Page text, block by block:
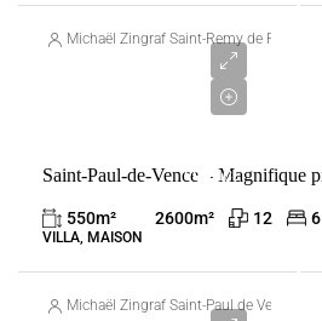
Michaël Zingraf Saint-Remy de Provence
FRANCE
6
550m² 2600m² 12 6
VILLA, MAISON
Michaël Zingraf Saint-Paul de Vence
6